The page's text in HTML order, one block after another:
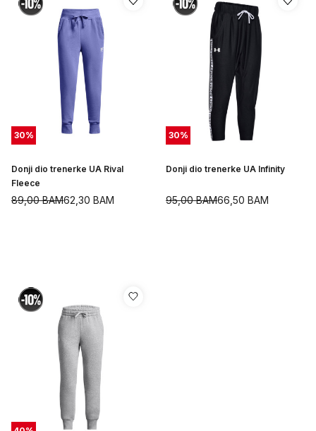
30%
Donji dio trenerke UA Rival
Fleece
62,30 BAM
89,00BAM
30%
Donji dio trenerke UA Infinity
66,50 BAM
95,00BAM